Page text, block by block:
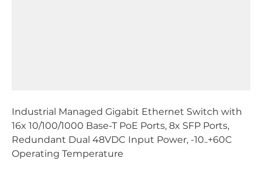
Industrial Managed Gigabit Ethernet Switch with
16x 10/100/1000 Base-T PoE Ports, 8x SFP Ports,
Redundant Dual 48VDC Input Power, -10..+60C
Operating Temperature